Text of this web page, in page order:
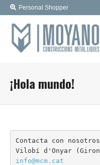
Personal Shopper
¡Hola mundo!
Contacta con nosotros
info@mcm.cat